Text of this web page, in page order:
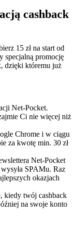
cashback
15 zł na start od
specjalną promocję
dzięki któremu już
Net-Pocket.
Ci nie więcej niż
Chrome i w ciągu
za kwotę min. 30 zł
Net-Pocket
SPAMu. Raz
okazjach
kiedy twój cashback
na swoje konto